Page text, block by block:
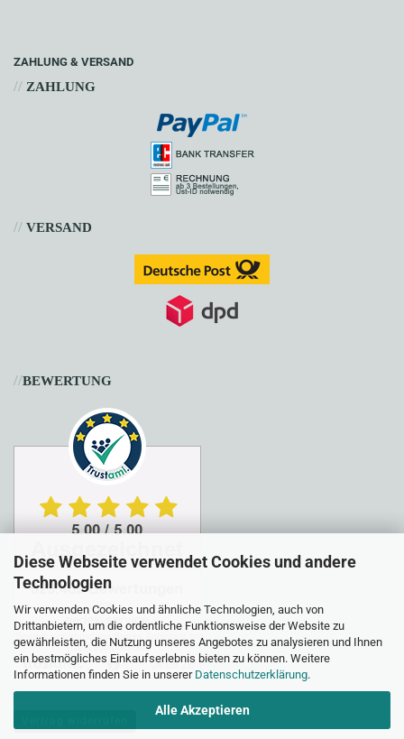
Diese Webseite verwendet Cookies und andere
Technologien
Wir verwenden Cookies und ähnliche Technologien, auch von
Drittanbietern, um die ordentliche Funktionsweise der Website zu
gewährleisten, die Nutzung unseres Angebotes zu analysieren und Ihnen
ein bestmögliches Einkaufserlebnis bieten zu können. Weitere
Informationen finden Sie in unserer Datenschutzerklärung.
Alle Akzeptieren
ZAHLUNG & VERSAND
// ZAHLUNG
// VERSAND
//BEWERTUNG